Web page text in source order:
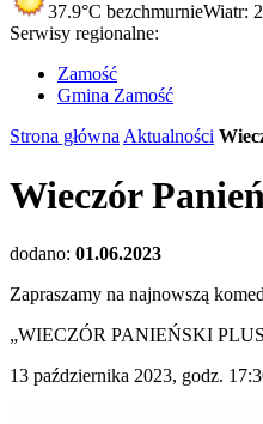
37.9°C bezchmurnieWiatr:
Serwisy regionalne:
Zamość
Gmina Zamość
Strona główna Aktualności
Wieczór
dodano: 01.06.2023
Zapraszamy na najnowszą
„WIECZÓR PANIEŃSKI
13 października 2023, godz.